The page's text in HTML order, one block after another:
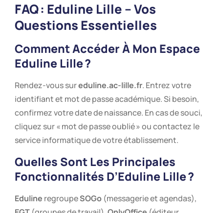
FAQ : Eduline Lille – Vos
Questions Essentielles
Comment Accéder À Mon Espace
Eduline Lille?
Rendez-vous sureduline.ac-lille.fr. Entrez votre
identifiant et mot de passe académique. Si besoin,
confirmez votre date de naissance. En cas de souci,
cliquez sur « mot de passe oublié » ou contactez le
service informatique de votre établissement.
Quelles Sont Les Principales
Fonctionnalités D’Eduline Lille?
Eduline regroupeSOGo (messagerie et agendas),